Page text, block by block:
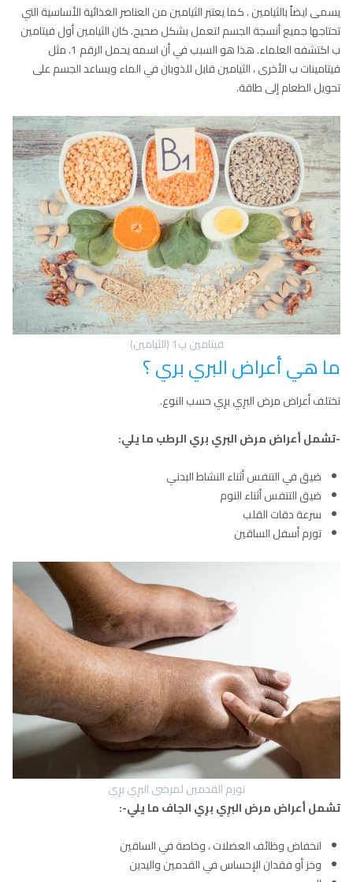
يسمى ايضاً بالثيامين . كما يعتبر الثيامين من العناصر الغذائية الأساسية التي
تحتاجها جميع أنسجة الجسم لتعمل بشكل صحيح. كان الثيامين أول فيتامين
ب اكتشفه العلماء. هذا هو السبب في أن اسمه يحمل الرقم 1. مثل
فيتامينات ب الأخرى ، الثيامين قابل للذوبان في الماء ويساعد الجسم على
تحويل الطعام إلى طاقة.
فيتامين ب1 (الثيامين)
ما هي أعراض البري بري ؟
تختلف أعراض مرض البرِي برِي حسب النوع.
-تشمل أعراض مرض البري بري الرطب ما يلي:
ضيق في التنفس أثناء النشاط البدني
ضيق التنفس أثناء النوم
سرعة دقات القلب
تورم أسفل الساقين
تورم القدمين لمرضى البرِي برِي
تشمل أعراض مرض البرِي برِي الجاف ما يلي-:
انخفاض وظائف العضلات ، وخاصة في الساقين
وخز أو فقدان الإحساس في القدمين واليدين